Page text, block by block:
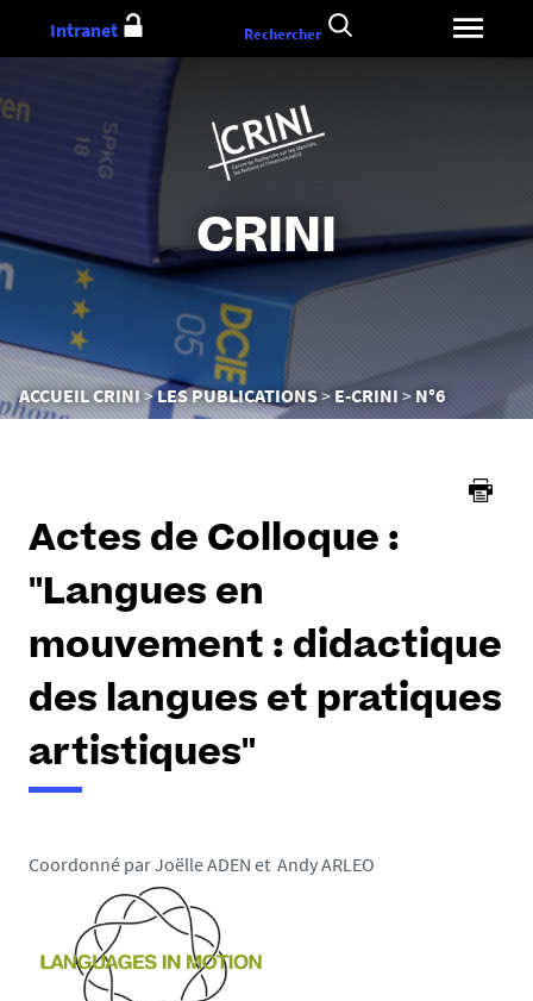
au
CRINI
Vous
êtes
ACCUEIL CRINI LES PUBLICATIONS E-CRINI N°6
Intranet Rechercher
Actes de Colloque :
"Langues en
mouvement : didactique
des langues et pratiques
artistiques"
Coordonné par Joëlle ADEN et Andy ARLEO